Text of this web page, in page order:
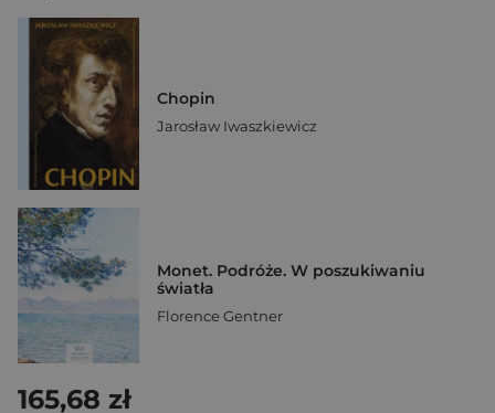
Chopin
Jarosław Iwaszkiewicz
Monet. Podróże. W poszukiwaniu
światła
Florence Gentner
165,68 zł